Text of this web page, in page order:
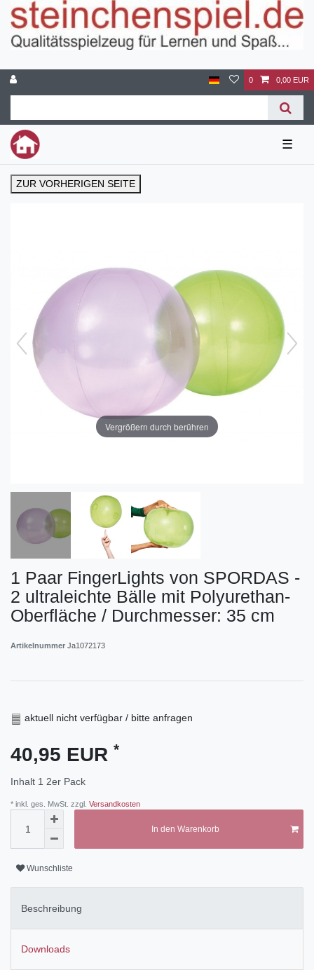
0 0,00 EUR
☰
ZUR VORHERIGEN SEITE
Vergrößern durch berühren
1 Paar FingerLights von SPORDAS -
2 ultraleichte Bälle mit Polyurethan-
Oberfläche / Durchmesser: 35 cm
Artikelnummer Ja1072173
aktuell nicht verfügbar / bitte anfragen
40,95 EUR *
Inhalt 1 2er Pack
* inkl. ges. MwSt. zzgl. Versandkosten
In den Warenkorb
Wunschliste
Beschreibung
Downloads